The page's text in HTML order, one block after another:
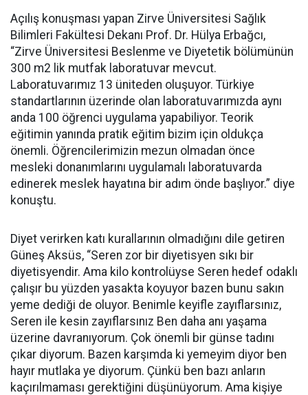
Açılış konuşması yapan Zirve Üniversitesi Sağlık
Bilimleri Fakültesi Dekanı Prof. Dr. Hülya Erbağcı,
“Zirve Üniversitesi Beslenme ve Diyetetik bölümünün
300 m2 lik mutfak laboratuvar mevcut.
Laboratuvarımız 13 üniteden oluşuyor. Türkiye
standartlarının üzerinde olan laboratuvarımızda aynı
anda 100 öğrenci uygulama yapabiliyor. Teorik
eğitimin yanında pratik eğitim bizim için oldukça
önemli. Öğrencilerimizin mezun olmadan önce
mesleki donanımlarını uygulamalı laboratuvarda
edinerek meslek hayatına bir adım önde başlıyor.” diye
konuştu.
Diyet verirken katı kurallarının olmadığını dile getiren
Güneş Aksüs, “Seren zor bir diyetisyen sıkı bir
diyetisyendir. Ama kilo kontrolüyse Seren hedef odaklı
çalışır bu yüzden yasakta koyuyor bazen bunu sakın
yeme dediği de oluyor. Benimle keyifle zayıflarsınız,
Seren ile kesin zayıflarsınız Ben daha anı yaşama
üzerine davranıyorum. Çok önemli bir günse tadını
çıkar diyorum. Bazen karşımda ki yemeyim diyor ben
hayır mutlaka ye diyorum. Çünkü ben bazı anların
kaçırılmaması gerektiğini düşünüyorum. Ama kişiye